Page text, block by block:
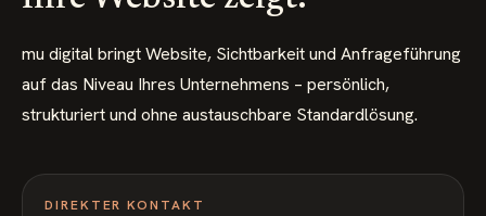
mu digital bringt Website, Sichtbarkeit und Anfrageführung
auf das Niveau Ihres Unternehmens – persönlich,
strukturiert und ohne austauschbare Standardlösung.
DIREKTER KONTAKT